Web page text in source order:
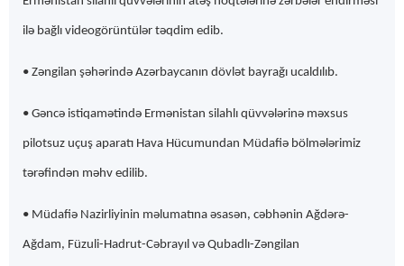
ilə bağlı videogörüntülər təqdim edib.
• Zəngilan şəhərində Azərbaycanın dövlət bayrağı ucaldılıb.
• Gəncə istiqamətində Ermənistan silahlı qüvvələrinə məxsus
pilotsuz uçuş aparatı Hava Hücumundan Müdafiə bölmələrimiz
tərəfindən məhv edilib.
• Müdafiə Nazirliyinin məlumatına əsasən, cəbhənin Ağdərə-
Ağdam, Füzuli-Hadrut-Cəbrayıl və Qubadlı-Zəngilan